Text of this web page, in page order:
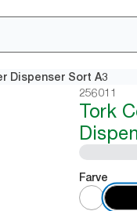
Dispenser Sort A3
256011
Tork
Farve